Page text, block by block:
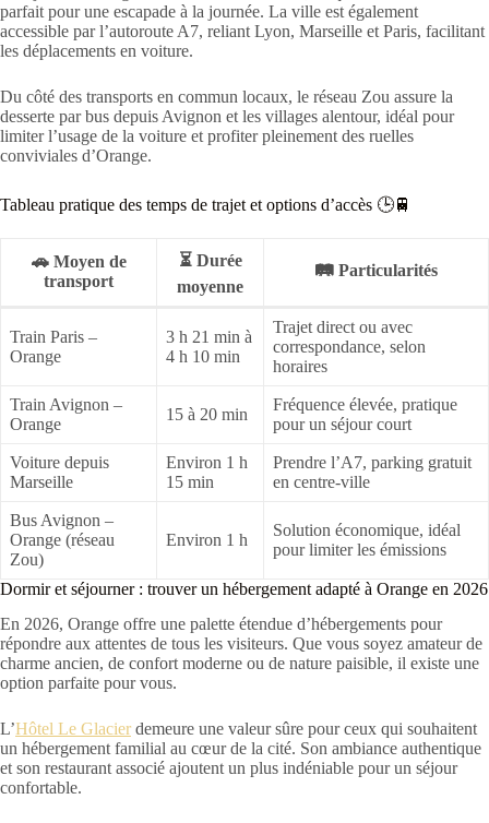
parfait pour une escapade à la journée. La ville est également
accessible par l’autoroute A7, reliant Lyon, Marseille et Paris, facilitant
les déplacements en voiture.
Du côté des transports en commun locaux, le réseau Zou assure la
desserte par bus depuis Avignon et les villages alentour, idéal pour
limiter l’usage de la voiture et profiter pleinement des ruelles
conviviales d’Orange.
Tableau pratique des temps de trajet et options d’accès 🕒🚆
🚗 Moyen de
transport
⏳ Durée
moyenne
🛤️ Particularités
Train Paris –
Orange
3 h 21 min à
4 h 10 min
Trajet direct ou avec
correspondance, selon
horaires
Train Avignon –
Orange
15 à 20 min
Fréquence élevée, pratique
pour un séjour court
Voiture depuis
Marseille
Environ 1 h
15 min
Prendre l’A7, parking gratuit
en centre-ville
Bus Avignon –
Orange (réseau
Zou)
Environ 1 h
Solution économique, idéal
pour limiter les émissions
Dormir et séjourner : trouver un hébergement adapté à Orange en 2026
En 2026, Orange offre une palette étendue d’hébergements pour
répondre aux attentes de tous les visiteurs. Que vous soyez amateur de
charme ancien, de confort moderne ou de nature paisible, il existe une
option parfaite pour vous.
L’Hôtel Le Glacierdemeure une valeur sûre pour ceux qui souhaitent
un hébergement familial au cœur de la cité. Son ambiance authentique
et son restaurant associé ajoutent un plus indéniable pour un séjour
confortable.